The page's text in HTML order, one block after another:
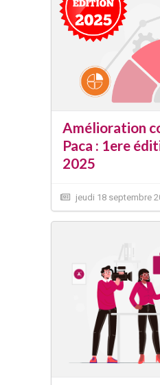
Amélioration
Paca : 1ere
2025
jeudi 18 septembre